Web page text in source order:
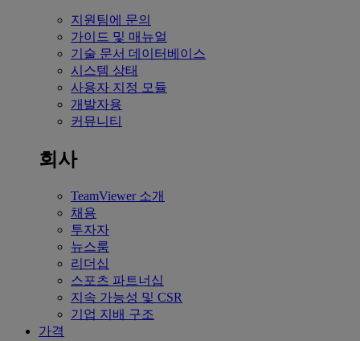
지원팀에 문의
가이드 및 매뉴얼
기술 문서 데이터베이스
시스템 상태
사용자 지정 모듈
개발자용
커뮤니티
회사
TeamViewer 소개
채용
투자자
뉴스룸
리더십
스포츠 파트너십
지속 가능성 및 CSR
기업 지배 구조
가격